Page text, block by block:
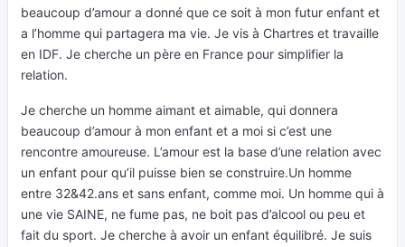
beaucoup d’amour a donné que ce soit à mon futur enfant et
a l’homme qui partagera ma vie. Je vis à Chartres et travaille
en IDF. Je cherche un père en France pour simplifier la
relation.
Je cherche un homme aimant et aimable, qui donnera
beaucoup d’amour à mon enfant et a moi si c’est une
rencontre amoureuse. L’amour est la base d’une relation avec
un enfant pour qu’il puisse bien se construire.Un homme
entre 32&42.ans et sans enfant, comme moi. Un homme qui à
une vie SAINE, ne fume pas, ne boit pas d’alcool ou peu et
fait du sport. Je cherche à avoir un enfant équilibré. Je suis